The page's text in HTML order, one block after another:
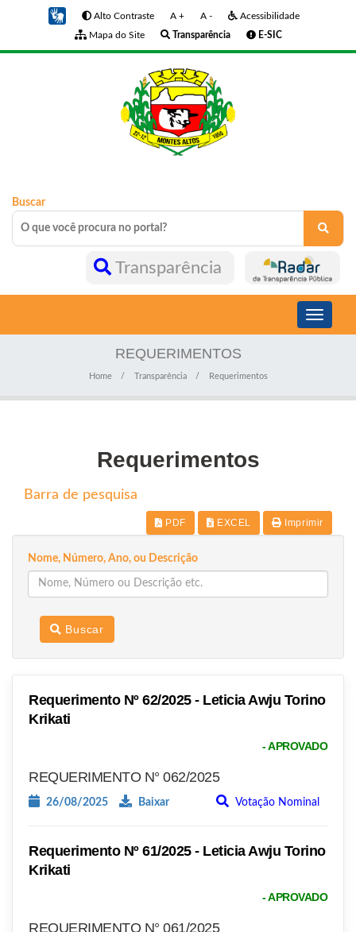
Alto Contraste A + A -
Acessibilidade
Mapa do Site
Transparência E-SIC
Buscar
Transparência
Toggle
REQUERIMENTOS
Home Transparência Requerimentos
Requerimentos
Barra de pesquisa
PDF EXCEL Imprimir
Nome, Número, Ano, ou Descrição
Buscar
Requerimento Nº 62/2025 - Leticia Awju Torino
Krikati
- APROVADO
REQUERIMENTO N° 062/2025
26/08/2025 Baixar Votação Nominal
Requerimento Nº 61/2025 - Leticia Awju Torino
Krikati
- APROVADO
REQUERIMENTO N° 061/2025